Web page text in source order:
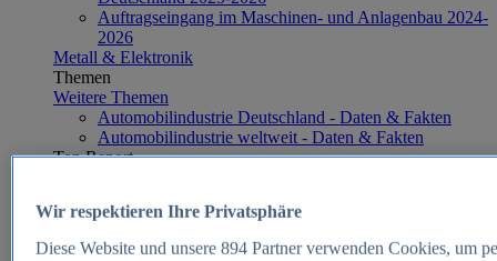
Auftragseingang im Maschinen- und Anlagenbau 2024-
2026
Metall & Elektronik
Themen
Weitere Themen
Automobilindustrie Deutschland - Daten & Fakten
Automobilindustrie weltweit - Daten & Fakten
Top Report
Wir respektieren Ihre Privatsphäre
Diese Website und unsere 894Partner verwenden Cookies, um